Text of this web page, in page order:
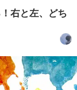
右と左、どち